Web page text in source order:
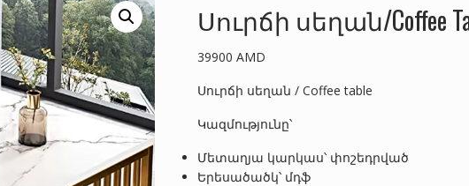
Սուրճի սեղան/Coffee
39900 AMD
Սուրճի սեղան / Coffee table
Կազմությունը՝
Մետաղյա կարկաս՝ փոշեդրված
Երեսածածկ՝ մդֆ